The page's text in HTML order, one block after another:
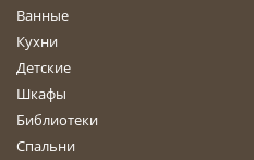
Ванные
Кухни
Детские
Шкафы
Библиотеки
Спальни